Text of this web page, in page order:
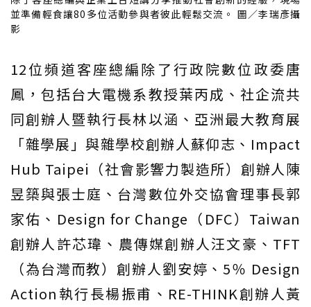
並準備輕食讓80多位活動參與者彼此輕鬆交流。 圖／李瑞彥攝
影
12位頻道客座總編除了行政院數位政委唐
鳳，包括台大電機系教授葉丙成、社企流共
同創辦人暨執行長林以涵、亞洲最大教育展
「雜學展」與雜學校創辦人蘇仰志、Impact
Hub Taipei（社會影響力製造所）創辦人陳
昱築與張士庭、台灣數位外交協會理事長郭
家佑、Design for Change（DFC）Taiwan
創辦人許芯瑋、農傳媒創辦人汪文豪、TFT
（為台灣而教）創辦人劉安婷、5％ Design
Action執行長楊振甫、RE-THINK創辦人黃